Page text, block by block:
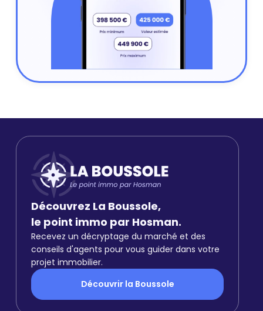
Découvrez La Boussole,
le point immo par Hosman.
Recevez un décryptage du marché et des
conseils d'agents pour vous guider dans votre
projet immobilier.
Découvrir la Boussole